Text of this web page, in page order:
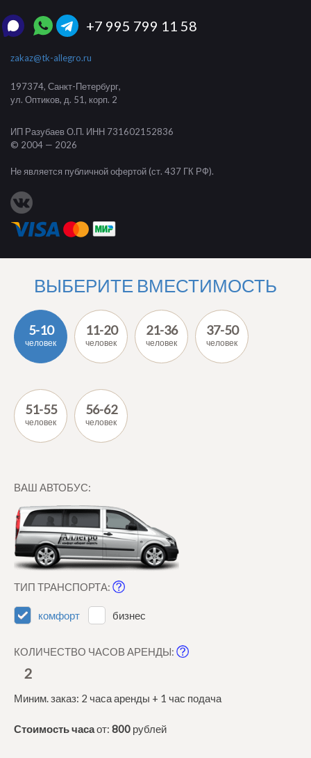
+7 995 799 11 58
zakaz@tk-allegro.ru
197374, Санкт-Петербург,
ул. Оптиков, д. 51, корп. 2
ИП Разубаев О.П. ИНН 731602152836
© 2004 — 2026
Не является публичной офертой (ст. 437 ГК РФ).
ВЫБЕРИТЕ ВМЕСТИМОСТЬ
5-10
человек
11-20
человек
21-36
человек
37-50
человек
51-55
человек
56-62
человек
ВАШ АВТОБУС:
ТИП ТРАНСПОРТА:
комфорт бизнес
КОЛИЧЕСТВО ЧАСОВ АРЕНДЫ:
2
Миним. заказ: 2 часа аренды + 1 час подача
Стоимость часаот: 800 рублей